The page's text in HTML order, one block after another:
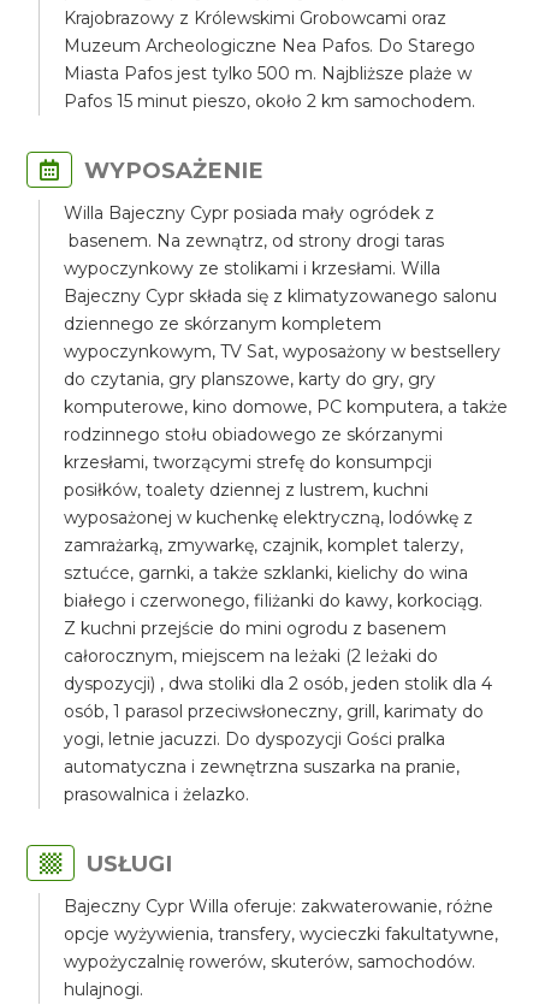
Krajobrazowy z Królewskimi Grobowcami oraz
Muzeum Archeologiczne Nea Pafos. Do Starego
Miasta Pafos jest tylko 500 m. Najbliższe plaże w
Pafos 15 minut pieszo, około 2 km samochodem.
WYPOSAŻENIE
Willa Bajeczny Cypr posiada mały ogródek z
basenem. Na zewnątrz, od strony drogi taras
wypoczynkowy ze stolikami i krzesłami. Willa
Bajeczny Cypr składa się z klimatyzowanego salonu
dziennego ze skórzanym kompletem
wypoczynkowym, TV Sat, wyposażony w bestsellery
do czytania, gry planszowe, karty do gry, gry
komputerowe, kino domowe, PC komputera, a także
rodzinnego stołu obiadowego ze skórzanymi
krzesłami, tworzącymi strefę do konsumpcji
posiłków, toalety dziennej z lustrem, kuchni
wyposażonej w kuchenkę elektryczną, lodówkę z
zamrażarką, zmywarkę, czajnik, komplet talerzy,
sztućce, garnki, a także szklanki, kielichy do wina
białego i czerwonego, filiżanki do kawy, korkociąg.
Z kuchni przejście do mini ogrodu z basenem
całorocznym, miejscem na leżaki (2 leżaki do
dyspozycji) , dwa stoliki dla 2 osób, jeden stolik dla 4
osób, 1 parasol przeciwsłoneczny, grill, karimaty do
yogi, letnie jacuzzi. Do dyspozycji Gości pralka
automatyczna i zewnętrzna suszarka na pranie,
prasowalnica i żelazko.
USŁUGI
Bajeczny Cypr Willa oferuje: zakwaterowanie, różne
opcje wyżywienia, transfery, wycieczki fakultatywne,
wypożyczalnię rowerów, skuterów, samochodów.
hulajnogi.